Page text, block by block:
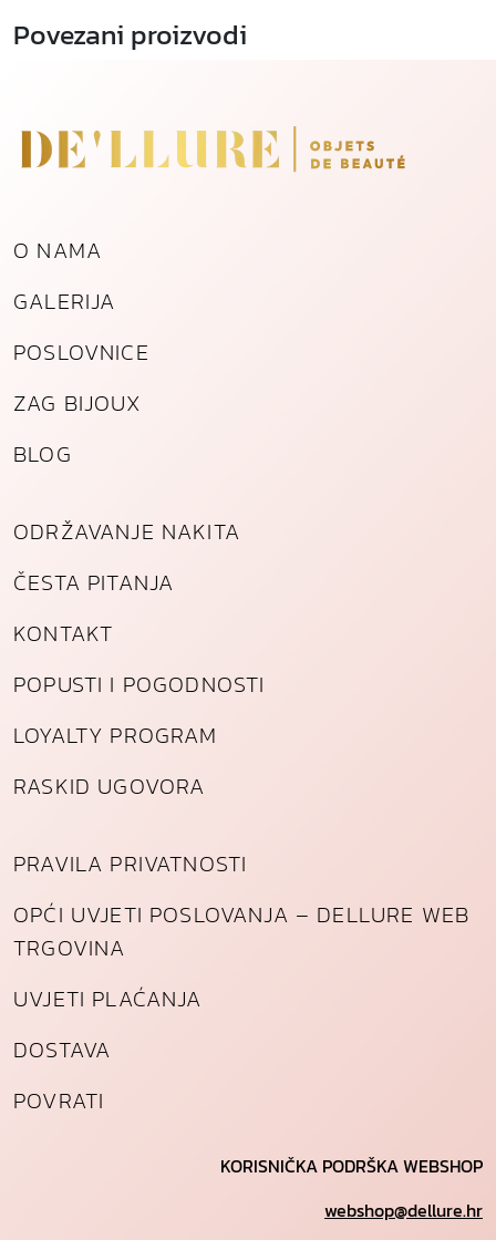
Povezani proizvodi
O NAMA
GALERIJA
POSLOVNICE
ZAG BIJOUX
BLOG
ODRŽAVANJE NAKITA
ČESTA PITANJA
KONTAKT
POPUSTI I POGODNOSTI
LOYALTY PROGRAM
RASKID UGOVORA
PRAVILA PRIVATNOSTI
OPĆI UVJETI POSLOVANJA – DELLURE WEB
TRGOVINA
UVJETI PLAĆANJA
DOSTAVA
POVRATI
KORISNIČKA PODRŠKA WEBSHOP
webshop@dellure.hr